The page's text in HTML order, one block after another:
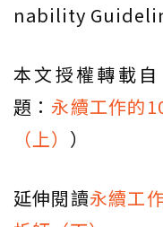
nability
本文授權轉載自
題： 永續工作的
（上） ）
延伸閱讀永續工